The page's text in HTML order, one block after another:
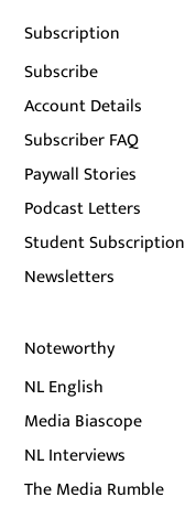
Subscription
Subscribe
Account Details
Subscriber FAQ
Paywall Stories
Podcast Letters
Student Subscription
Newsletters
Noteworthy
NL English
Media Biascope
NL Interviews
The Media Rumble